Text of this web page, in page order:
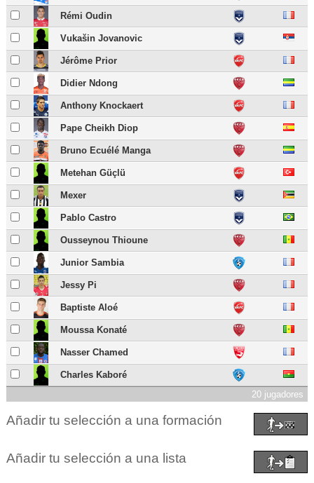
Rémi Oudin
Vukašin Jovanovic
Jérôme Prior
Didier Ndong
Anthony Knockaert
Pape Cheikh Diop
Bruno Ecuélé Manga
Metehan Güçlü
Mexer
Pablo Castro
Ousseynou Thioune
Junior Sambia
Jessy Pi
Baptiste Aloé
Moussa Konaté
Nasser Chamed
Charles Kaboré
20 jugadores
Añadir tu selección a una formación
Añadir tu selección a una lista